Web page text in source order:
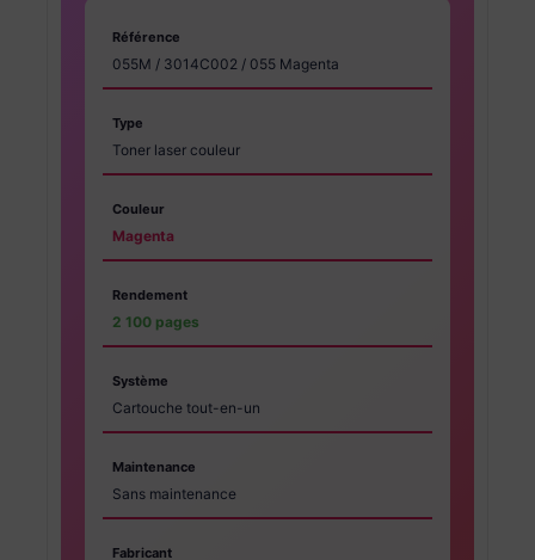
Référence
055M / 3014C002 / 055 Magenta
Type
Toner laser couleur
Couleur
Magenta
Rendement
2 100 pages
Système
Cartouche tout-en-un
Maintenance
Sans maintenance
Fabricant